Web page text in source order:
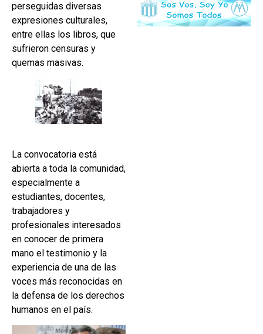
perseguidas diversas
expresiones culturales,
entre ellas los libros, que
sufrieron censuras y
quemas masivas.
La convocatoria está
abierta a toda la comunidad,
especialmente a
estudiantes, docentes,
trabajadores y
profesionales interesados
en conocer de primera
mano el testimonio y la
experiencia de una de las
voces más reconocidas en
la defensa de los derechos
humanos en el país.